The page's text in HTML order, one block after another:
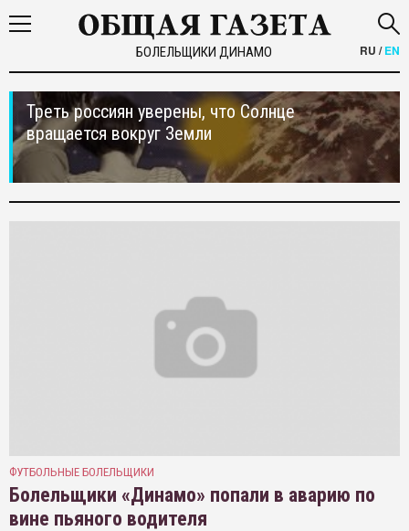
БОЛЕЛЬЩИКИ ДИНАМО RU /EN
Треть россиян уверены, что Солнце
вращается вокруг Земли
ФУТБОЛЬНЫЕ БОЛЕЛЬЩИКИ
Болельщики «Динамо» попали в аварию по
вине пьяного водителя